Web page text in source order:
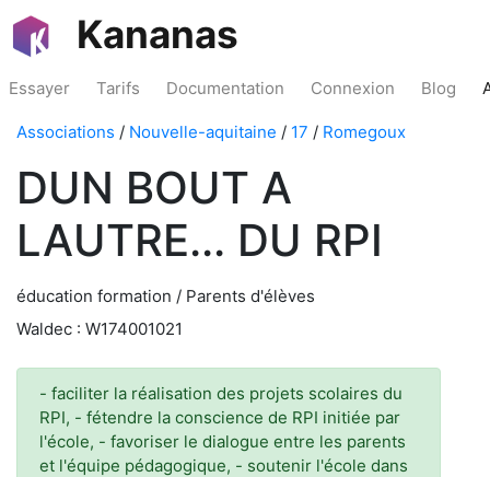
Kananas
Essayer Tarifs Documentation Connexion Blog
Associations / Nouvelle-aquitaine / 17 / Romegoux
DUN BOUT A
LAUTRE... DU RPI
éducation formation / Parents d'élèves
Waldec : W174001021
- faciliter la réalisation des projets scolaires du
RPI, - fétendre la conscience de RPI initiée par
l'école, - favoriser le dialogue entre les parents
et l'équipe pédagogique, - soutenir l'école dans